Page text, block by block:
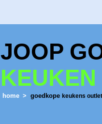
JOOP
KEUKEN
home > goedkope keukens